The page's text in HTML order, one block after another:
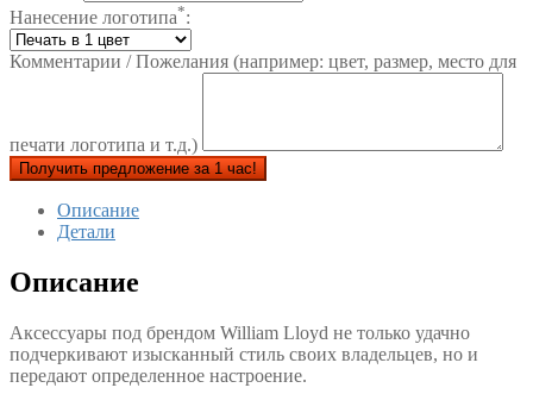
Нанесение логотипа*:
Комментарии / Пожелания (например: цвет, размер, место для
печати логотипа и т.д.)
Получить предложение за 1 час!
Описание
Детали
Описание
Аксессуары под брендом William Lloyd не только удачно
подчеркивают изысканный стиль своих владельцев, но и
передают определенное настроение.